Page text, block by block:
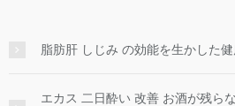
脂肪肝 しじみ の効能を生かした
エカス 二日酔い 改善 お酒が残ら